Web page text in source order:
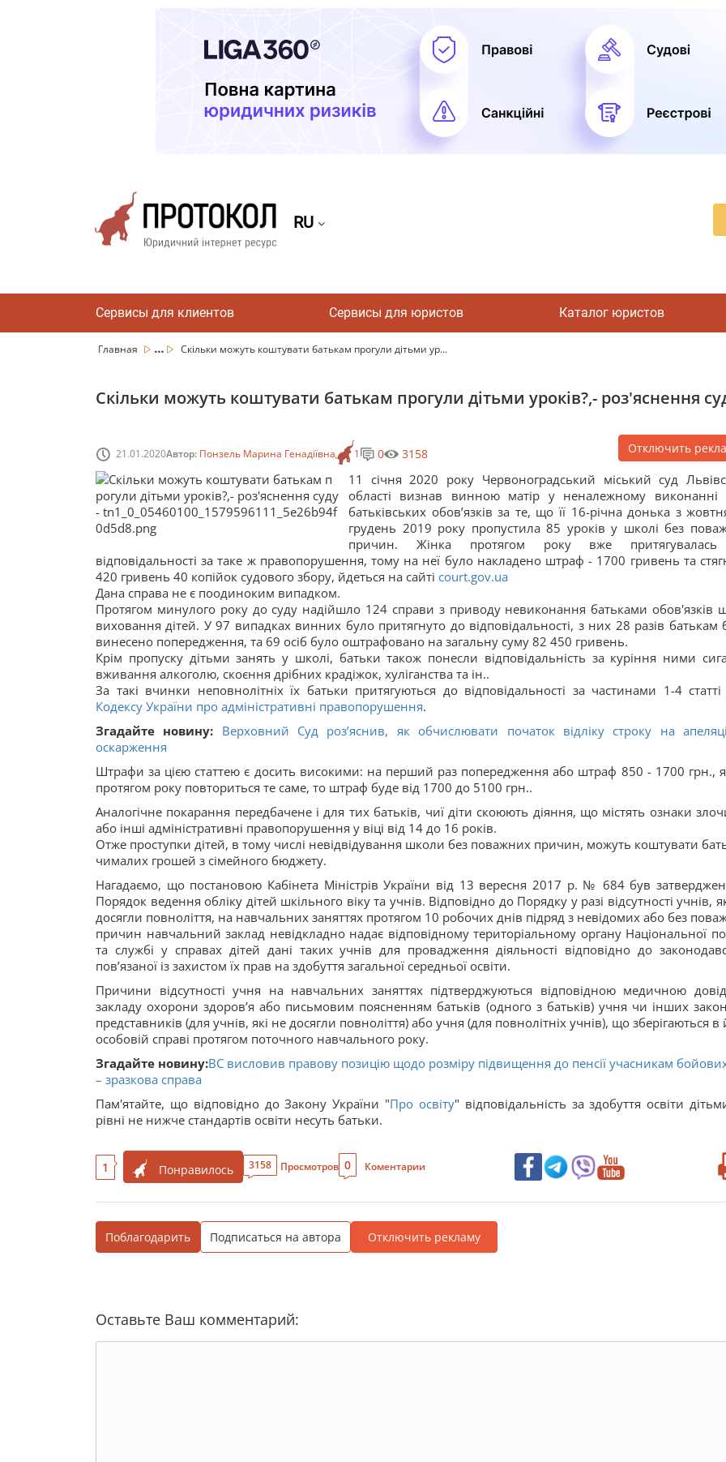
RU
Сервисы для клиентов Сервисы для юристов Каталог юристов
Главная ... Скільки можуть коштувати батькам прогули дітьми ур...
Скільки можуть коштувати батькам прогули дітьми уроків?,- роз'яснення
21.01.2020Автор: Понзель Марина Генадіївна 1 0 3158 Отключить
11 січня 2020 року Червоноградський міський суд
області визнав винною матір у неналежному
батьківських обов’язків за те, що її 16-річна донька з
грудень 2019 року пропустила 85 уроків у школі без
причин. Жінка протягом року вже
відповідальності за таке ж правопорушення, тому на неї було накладено штраф - 1700 гривень та
420 гривень 40 копійок судового збору, йдеться на сайті court.gov.ua
Дана справа не є поодиноким випадком.
Протягом минулого року до суду надійшло 124 справи з приводу невиконання батьками обов'язків
виховання дітей. У 97 випадках винних було притягнуто до відповідальності, з них 28 разів батькам
винесено попередження, та 69 осіб було оштрафовано на загальну суму 82 450 гривень.
Крім пропуску дітьми занять у школі, батьки також понесли відповідальність за куріння ними
вживання алкоголю, скоєння дрібних крадіжок, хуліганства та ін..
За такі вчинки неповнолітніх їх батьки притягуються до відповідальності за частинами 1-4 статті
Кодексу України про адміністративні правопорушення.
Згадайте новину: Верховний Суд роз’яснив, як обчислювати початок відліку строку на
оскарження
Штрафи за цією статтею є досить високими: на перший раз попередження або штраф 850 - 1700 грн.,
протягом року повториться те саме, то штраф буде від 1700 до 5100 грн..
Аналогічне покарання передбачене і для тих батьків, чиї діти скоюють діяння, що містять ознаки
або інші адміністративні правопорушення у віці від 14 до 16 років.
Отже проступки дітей, в тому числі невідвідування школи без поважних причин, можуть коштувати
чималих грошей з сімейного бюджету.
Нагадаємо, що постановою Кабінета Міністрів України від 13 вересня 2017 р. № 684 був
Порядок ведення обліку дітей шкільного віку та учнів. Відповідно до Порядку у разі відсутності учнів,
досягли повноліття, на навчальних заняттях протягом 10 робочих днів підряд з невідомих або без
причин навчальний заклад невідкладно надає відповідному територіальному органу Національної
та службі у справах дітей дані таких учнів для провадження діяльності відповідно до
пов’язаної із захистом їх прав на здобуття загальної середньої освіти.
Причини відсутності учня на навчальних заняттях підтверджуються відповідною медичною
закладу охорони здоров’я або письмовим поясненням батьків (одного з батьків) учня чи інших
представників (для учнів, які не досягли повноліття) або учня (для повнолітніх учнів), що зберігаються в
особовій справі протягом поточного навчального року.
Згадайте новину:ВС висловив правову позицію щодо розміру підвищення до пенсії учасникам
– зразкова справа
Пам'ятайте, що відповідно до Закону України "Про освіту" відповідальність за здобуття освіти
рівні не нижче стандартів освіти несуть батьки.
1 Понравилось 3158 Просмотров 0 Коментарии
Поблагодарить Подписаться на автора Отключить рекламу
Оставьте Ваш комментарий: